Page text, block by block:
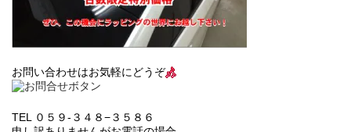
お問い合わせはお気軽にどうぞ
TEL ０５９-３４８−３５８６